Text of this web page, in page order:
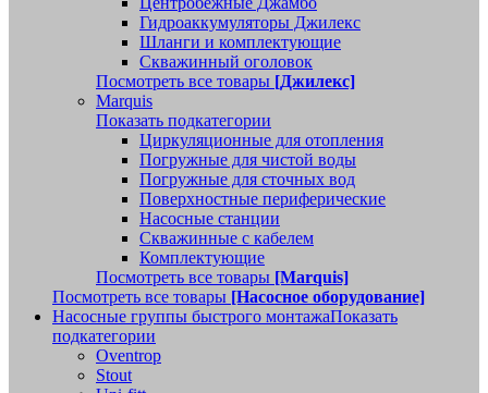
Гидроаккумуляторы Джилекс
Шланги и комплектующие
Скважинный оголовок
Посмотреть все товары [Джилекс]
Marquis
Показать подкатегории
Циркуляционные для отопления
Погружные для чистой воды
Погружные для сточных вод
Поверхностные периферические
Насосные станции
Скважинные с кабелем
Комплектующие
Посмотреть все товары [Marquis]
Посмотреть все товары [Насосное оборудование]
Насосные группы быстрого монтажаПоказать
подкатегории
Oventrop
Stout